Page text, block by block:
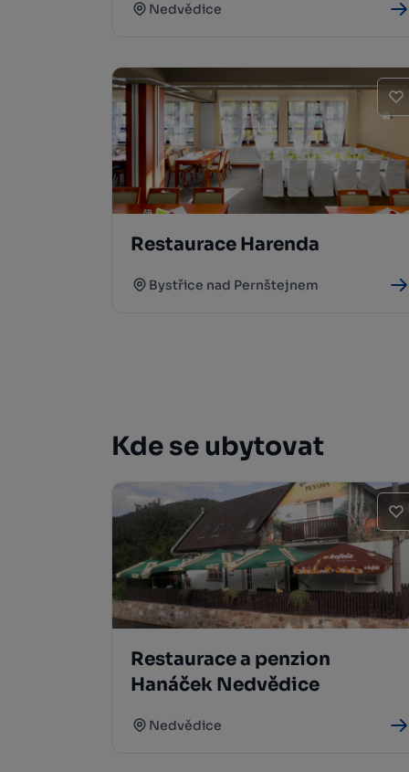
Nedvědice
Restaurace Harenda
Bystřice nad Pernštejnem
Kde se ubytovat
Restaurace a penzion
Hanáček Nedvědice
Nedvědice